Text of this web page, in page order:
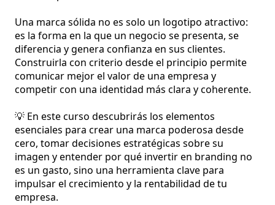
Una marca sólida no es solo un logotipo atractivo:
es la forma en la que un negocio se presenta, se
diferencia y genera confianza en sus clientes.
Construirla con criterio desde el principio permite
comunicar mejor el valor de una empresa y
competir con una identidad más clara y coherente.
💡 En este curso descubrirás los elementos
esenciales para crear una marca poderosa desde
cero, tomar decisiones estratégicas sobre su
imagen y entender por qué invertir en branding no
es un gasto, sino una herramienta clave para
impulsar el crecimiento y la rentabilidad de tu
empresa.